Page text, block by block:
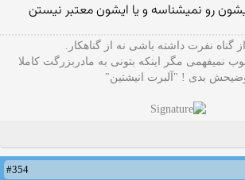
رو نمیشناسه و یا ایشون معتبر نیستن
نفرت داشته باشی نه از گناهکار.
نمیفهمی مگر اینکه بتونی به مادربزرگت کاملا
بدی ! "آلبرت انیشتین"
#354